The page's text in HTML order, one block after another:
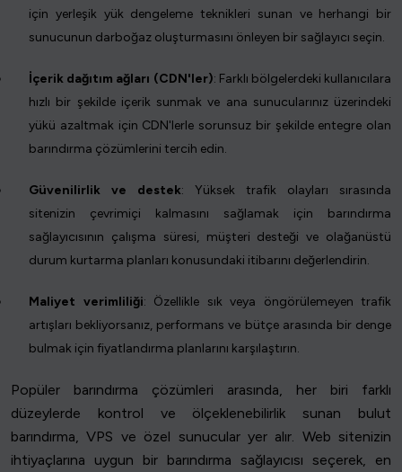
için yerleşik yük dengeleme teknikleri sunan ve herhangi bir
sunucunun darboğaz oluşturmasını önleyen bir sağlayıcı seçin.
İçerik dağıtım ağları (CDN'ler): Farklı bölgelerdeki kullanıcılara
hızlı bir şekilde içerik sunmak ve ana sunucularınız üzerindeki
yükü azaltmak için CDN'lerle sorunsuz bir şekilde entegre olan
barındırma çözümlerini tercih edin.
Güvenilirlik ve destek: Yüksek trafik olayları sırasında
sitenizin çevrimiçi kalmasını sağlamak için barındırma
sağlayıcısının çalışma süresi, müşteri desteği ve olağanüstü
durum kurtarma planları konusundaki itibarını değerlendirin.
Maliyet verimliliği: Özellikle sık veya öngörülemeyen trafik
artışları bekliyorsanız, performans ve bütçe arasında bir denge
bulmak için fiyatlandırma planlarını karşılaştırın.
Popüler barındırma çözümleri arasında, her biri farklı
düzeylerde kontrol ve ölçeklenebilirlik sunan bulut
barındırma, VPS ve özel sunucular yer alır. Web sitenizin
ihtiyaçlarına uygun bir barındırma sağlayıcısı seçerek, en